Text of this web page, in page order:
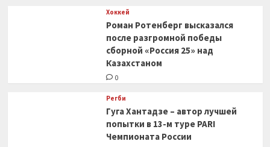
Хоккей
Роман Ротенберг высказался
после разгромной победы
сборной «Россия 25» над
Казахстаном
0
Регби
Гуга Хантадзе – автор лучшей
попытки в 13-м туре PARI
Чемпионата России